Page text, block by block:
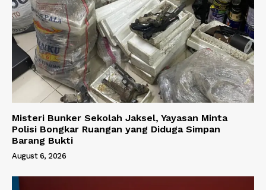
Misteri Bunker Sekolah Jaksel, Yayasan Minta
Polisi Bongkar Ruangan yang Diduga Simpan
Barang Bukti
August 6, 2026